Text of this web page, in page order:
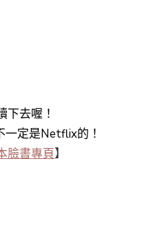
下去喔！
定是Netflix的！
臉書專頁】